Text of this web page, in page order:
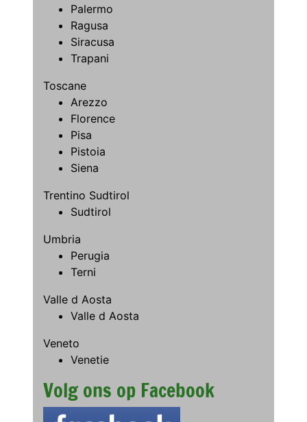
Palermo
Ragusa
Siracusa
Trapani
Toscane
Arezzo
Florence
Pisa
Pistoia
Siena
Trentino Sudtirol
Sudtirol
Umbria
Perugia
Terni
Valle d Aosta
Valle d Aosta
Veneto
Venetie
Volg ons op Facebook